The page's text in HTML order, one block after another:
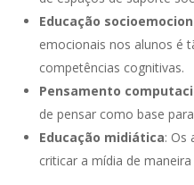
Educação
emocionais nos alunos é
competências cognitivas.
Pensamento
de pensar como base
Educação midiática: Os
criticar a mídia de